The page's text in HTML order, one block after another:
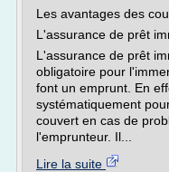
Les avantages des
L'assurance de prêt
L'assurance de prêt
obligatoire pour
font un emprunt. En
systématiquement
couvert en cas de
l'emprunteur. Il...
Lire la suite